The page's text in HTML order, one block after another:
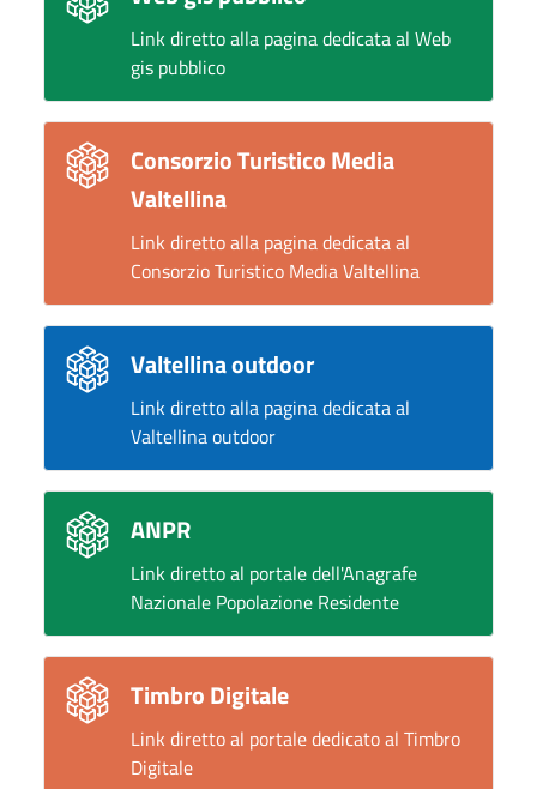
Link diretto alla pagina dedicata al Web
gis pubblico
Consorzio Turistico Media
Valtellina
Link diretto alla pagina dedicata al
Consorzio Turistico Media Valtellina
Valtellina outdoor
Link diretto alla pagina dedicata al
Valtellina outdoor
ANPR
Link diretto al portale dell'Anagrafe
Nazionale Popolazione Residente
Timbro Digitale
Link diretto al portale dedicato al Timbro
Digitale